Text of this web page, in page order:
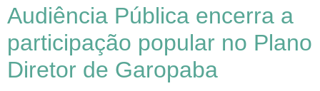
Audiência Pública encerra a
participação popular no Plano
Diretor de Garopaba